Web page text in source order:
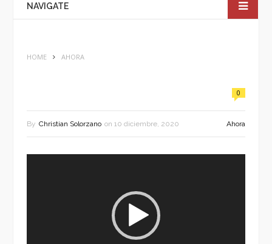
NAVIGATE
HOME AHORA
0
By Christian Solorzano on 10 diciembre, 2020 Ahora